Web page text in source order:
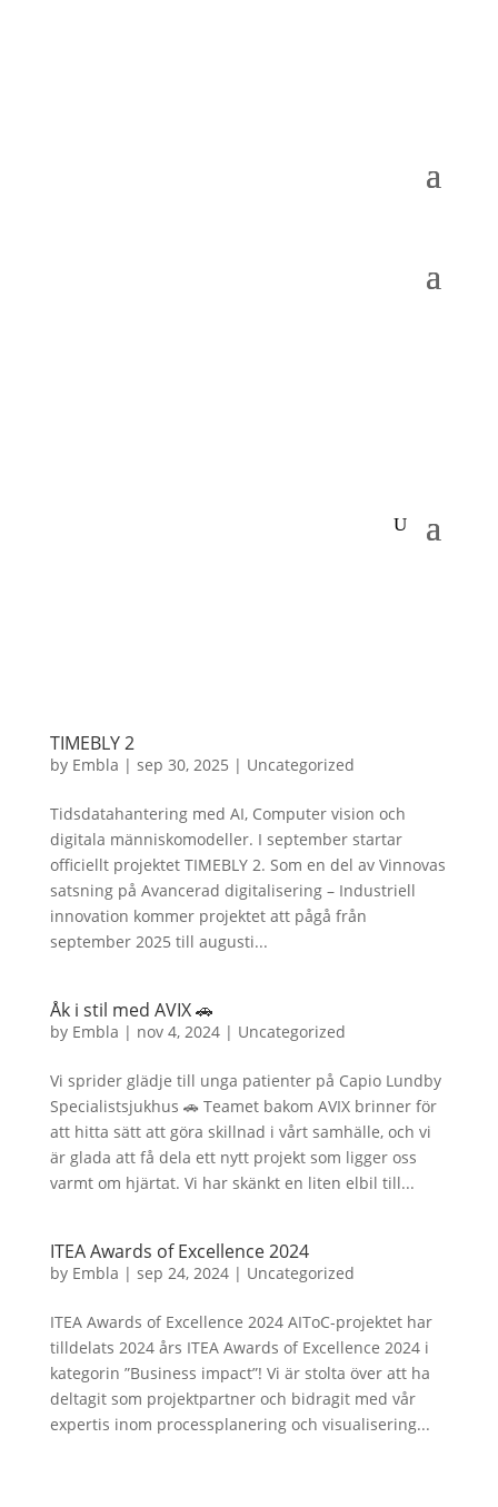
TIMEBLY 2
by Embla | sep 30, 2025 | Uncategorized
Tidsdatahantering med AI, Computer vision och
digitala människomodeller. I september startar
officiellt projektet TIMEBLY 2. Som en del av Vinnovas
satsning på Avancerad digitalisering – Industriell
innovation kommer projektet att pågå från
september 2025 till augusti...
Åk i stil med AVIX 🚗
by Embla | nov 4, 2024| Uncategorized
Vi sprider glädje till unga patienter på Capio Lundby
Specialistsjukhus 🚗 Teamet bakom AVIX brinner för
att hitta sätt att göra skillnad i vårt samhälle, och vi
är glada att få dela ett nytt projekt som ligger oss
varmt om hjärtat. Vi har skänkt en liten elbil till...
ITEA Awards of Excellence 2024
by Embla | sep 24, 2024| Uncategorized
ITEA Awards of Excellence 2024 AIToC-projektet har
tilldelats 2024 års ITEA Awards of Excellence 2024 i
kategorin ”Business impact”! Vi är stolta över att ha
deltagit som projektpartner och bidragit med vår
expertis inom processplanering och visualisering...